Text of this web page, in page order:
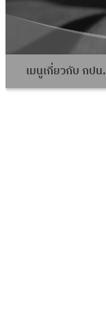
เมนูเกี่ยวกับ กปน.